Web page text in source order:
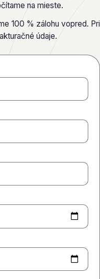
na mieste.
100 % zálohu vopred. Pri
údaje.